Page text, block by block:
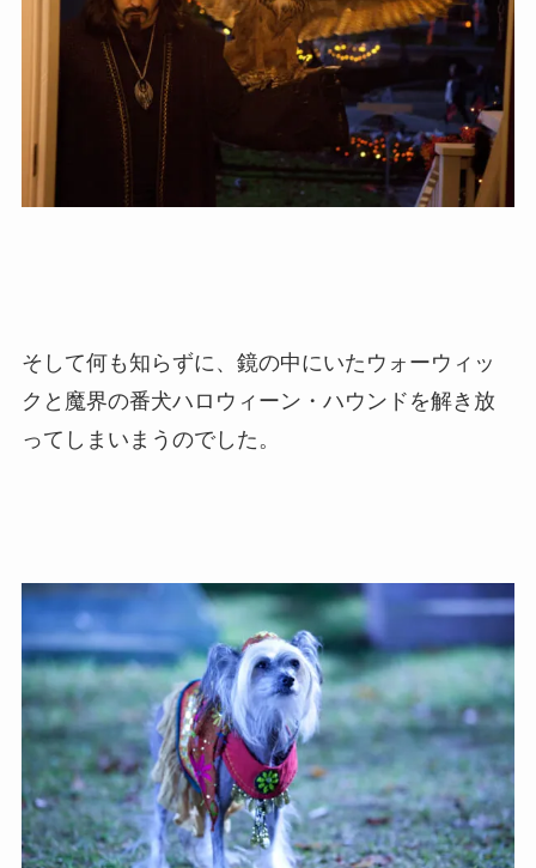
そして何も知らずに、鏡の中にいたウォーウィッ
クと魔界の番犬ハロウィーン・ハウンドを解き放
ってしまいまうのでした。